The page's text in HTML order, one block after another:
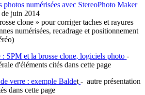
photos numérisées avec StereoPhoto Maker
juin 2014
clone » pour corriger taches et rayures
numérisées, recadrage et positionnement
: SPM et la brosse clone, logiciels photo -
d'éléments cités dans cette page
verre : exemple Baldet - autre présentation
dans cette page